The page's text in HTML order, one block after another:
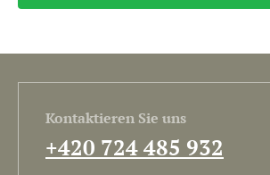
Kontaktieren Sie uns
+420 724 485 932